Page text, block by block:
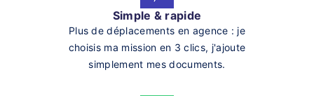
Simple & rapide
Plus de déplacements en agence : je
choisis ma mission en 3 clics, j'ajoute
simplement mes documents.